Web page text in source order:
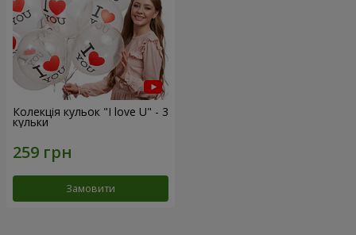
Колекція кульок "I love U" - 3
кульки
Замовити